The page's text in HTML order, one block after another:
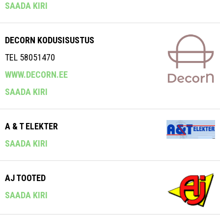
SAADA KIRI
DECORN KODUSISUSTUS
TEL 58051470
WWW.DECORN.EE
SAADA KIRI
A & T ELEKTER
SAADA KIRI
AJ TOOTED
SAADA KIRI